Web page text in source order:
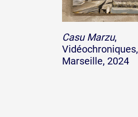
Casu Marzu,
Vidéochroniques,
Marseille, 2024